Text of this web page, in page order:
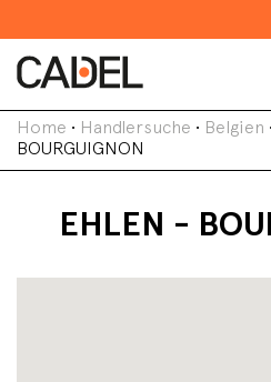
Home • Handlersuche • Belgien •
BOURGUIGNON
EHLEN -